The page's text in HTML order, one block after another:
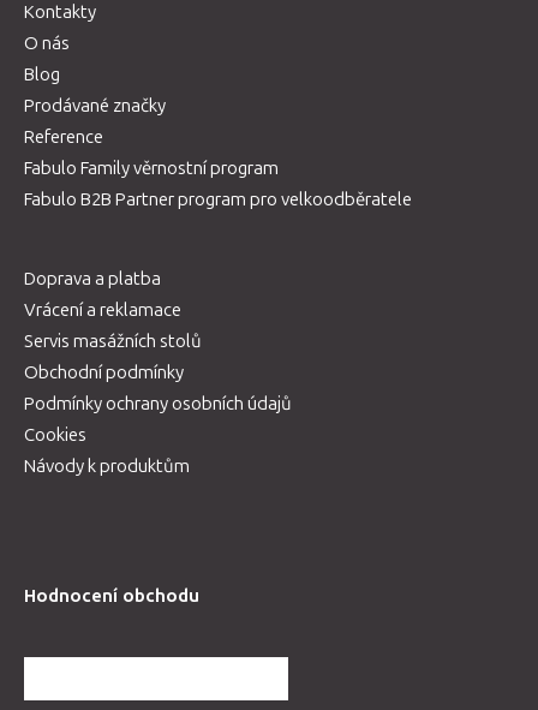
Kontakty
O nás
Blog
Prodávané značky
Reference
Fabulo Family věrnostní program
Fabulo B2B Partner program pro velkoodběratele
Doprava a platba
Vrácení a reklamace
Servis masážních stolů
Obchodní podmínky
Podmínky ochrany osobních údajů
Cookies
Návody k produktům
Hodnocení obchodu